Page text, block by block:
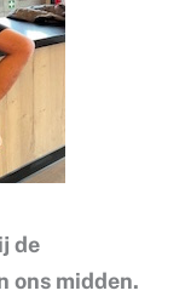
de
ons midden.